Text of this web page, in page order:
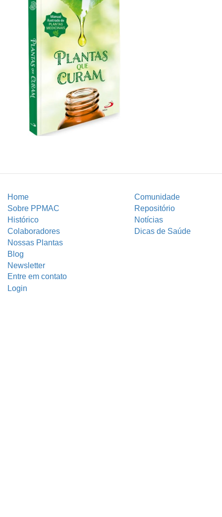
Home
Comunidade
Sobre PPMAC
Repositório
Histórico
Notícias
Colaboradores
Dicas de Saúde
Nossas Plantas
Blog
Newsletter
Entre em contato
Login